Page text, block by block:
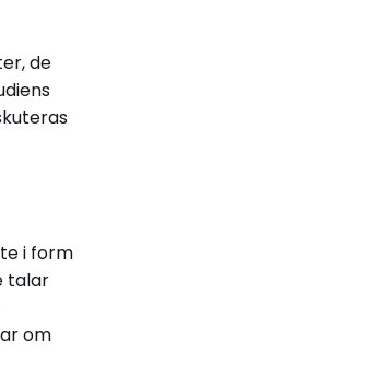
de
i form
talar
om